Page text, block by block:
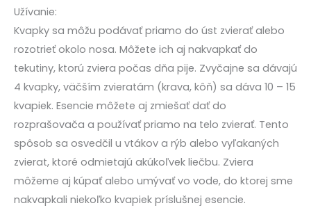
Užívanie:
Kvapky sa môžu podávať priamo do úst zvierať alebo
rozotrieť okolo nosa. Môžete ich aj nakvapkať do
tekutiny, ktorú zviera počas dňa pije. Zvyčajne sa dávajú
4 kvapky, väčším zvieratám (krava, kôň) sa dáva 10 – 15
kvapiek. Esencie môžete aj zmiešať dať do
rozprašovača a používať priamo na telo zvierať. Tento
spôsob sa osvedčil u vtákov a rýb alebo vyľakaných
zvierat, ktoré odmietajú akúkoľvek liečbu. Zviera
môžeme aj kúpať alebo umývať vo vode, do ktorej sme
nakvapkali niekoľko kvapiek príslušnej esencie.